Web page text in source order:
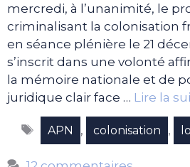
mercredi, à l’unanimité, le
criminalisant la colonisation
en séance plénière le 21
s’inscrit dans une volonté
la mémoire nationale et de
juridique clair face … Lire la
Étiquettes
APN , colonisation ,